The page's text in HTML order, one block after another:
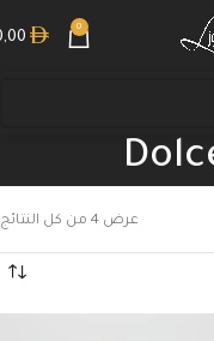
0
عرض ⁦4⁩ من كل النتائج